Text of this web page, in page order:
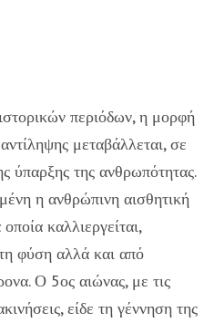
περιόδων, η μορφή
μεταβάλλεται, σε
ύπαρξης της ανθρωπότητας.
η ανθρώπινη αισθητική
καλλιεργείται,
φύση αλλά και από
Ο 5ος αιώνας, με τις
είδε τη γέννηση της